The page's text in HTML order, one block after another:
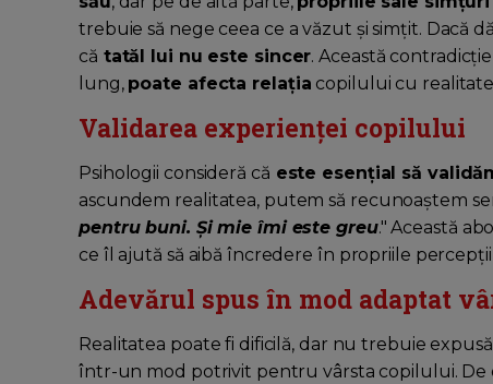
trebuie să nege ceea ce a văzut și simțit. Dacă
că tatăl lui nu este sincer. Această
lung, poate afecta relația copilului cu
Validarea experienței copilului
Psihologii consideră că este esențial să
ascundem realitatea, putem să recunoaștem
pentru buni. Și mie îmi este greu." Această
ce îl ajută să aibă încredere în propriile percepții
Adevărul spus în mod adaptat
Realitatea poate fi dificilă, dar nu trebuie
într-un mod potrivit pentru vârsta copilului. De